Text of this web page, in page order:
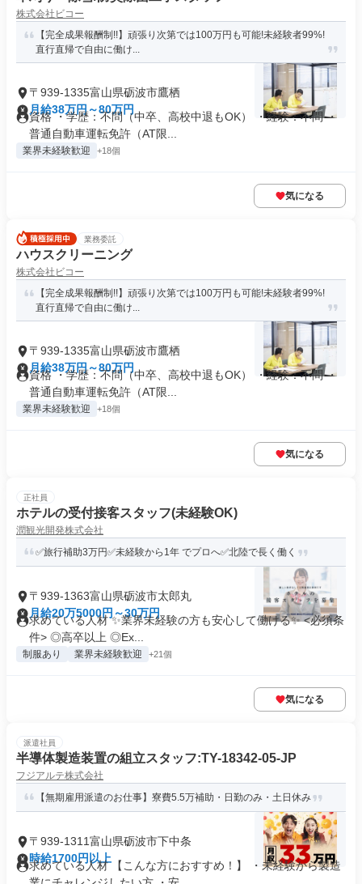
株式会社ビコー
【完全成果報酬制!!】頑張り次第では100万円も可能!未経験者99%!
直行直帰で自由に働け...
〒939-1335富山県砺波市鷹栖
月給38万円～80万円
資格 ・学歴：不問（中卒、高校中退もOK） ・経験：不問 ・
普通自動車運転免許（AT限...
業界未経験歓迎 +18個
気になる
業務委託
ハウスクリーニング
株式会社ビコー
【完全成果報酬制!!】頑張り次第では100万円も可能!未経験者99%!
直行直帰で自由に働け...
〒939-1335富山県砺波市鷹栖
月給38万円～80万円
資格 ・学歴：不問（中卒、高校中退もOK） ・経験：不問 ・
普通自動車運転免許（AT限...
業界未経験歓迎 +18個
気になる
正社員
ホテルの受付接客スタッフ(未経験OK)
潤観光開発株式会社
✅旅行補助3万円✅未経験から1年 でプロへ✅北陸で長く働く
〒939-1363富山県砺波市太郎丸
月給20万5000円～30万円
求めている人材 ✨業界未経験の方も安心して働ける✨ <必須条
件> ◎高卒以上 ◎Ex...
制服あり 業界未経験歓迎 +21個
気になる
派遣社員
半導体製造装置の組立スタッフ:TY-18342-05-JP
フジアルテ株式会社
【無期雇用派遣のお仕事】寮費5.5万補助・日勤のみ・土日休み
〒939-1311富山県砺波市下中条
時給1700円以上
求めている人材 【こんな方におすすめ！】 ・未経験から製造